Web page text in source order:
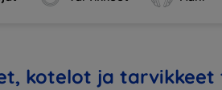
kotelot ja tarvikkeet